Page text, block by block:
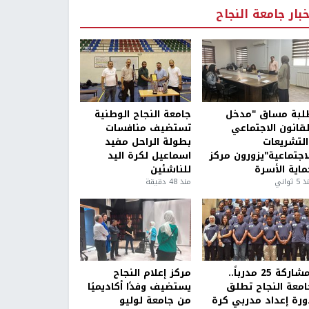
جامعة النجاح
مساق "مدخل
الاجتماعي
مركز
الأسرة
جامعة النجاح الوطنية
تستضيف منافسات
بطولة الراحل مفيد
اسماعيل لكرة اليد
للناشئين
منذ 48 دقيقة
بمشاركة 25 مدرباً..
النجاح تطلق
إعداد مدربي كرة
مركز إعلام النجاح
يستضيف وفدًا أكاديميًا
من جامعة لوليو